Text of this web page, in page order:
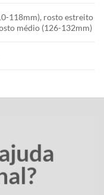
118mm), rosto estreito
médio (126-132mm)